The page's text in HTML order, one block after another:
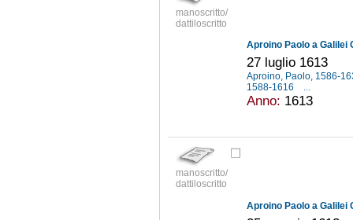
manoscritto/
dattiloscritto
Aproino Paolo a Galilei
27 luglio 1613
Aproino, Paolo, 1586-
1588-1616
...
Anno: 1613
manoscritto/
dattiloscritto
Aproino Paolo a Galilei